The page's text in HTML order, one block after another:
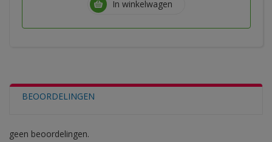
In winkelwagen
BEOORDELINGEN
geen beoordelingen.